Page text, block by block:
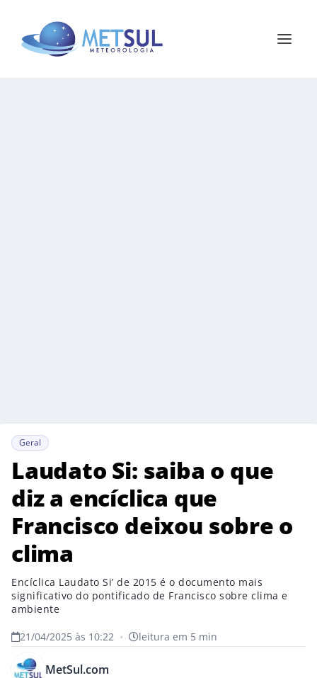
Geral
Laudato Si: saiba o que
diz a encíclica que
Francisco deixou sobre o
clima
Encíclica Laudato Si’ de 2015 é o documento mais
significativo do pontificado de Francisco sobre clima e
ambiente
21/04/2025 às 10:22 • leitura em 5 min
MetSul.com